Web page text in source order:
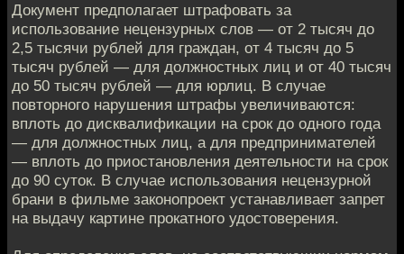
Документ предполагает штрафовать за
использование нецензурных слов — от 2 тысяч до
2,5 тысячи рублей для граждан, от 4 тысяч до 5
тысяч рублей — для должностных лиц и от 40 тысяч
до 50 тысяч рублей — для юрлиц. В случае
повторного нарушения штрафы увеличиваются:
вплоть до дисквалификации на срок до одного года
— для должностных лиц, а для предпринимателей
— вплоть до приостановления деятельности на срок
до 90 суток. В случае использования нецензурной
брани в фильме законопроект устанавливает запрет
на выдачу картине прокатного удостоверения.